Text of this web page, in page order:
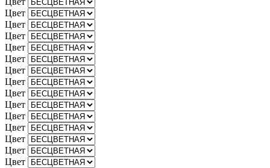
Цвет
Цвет
Цвет
Цвет
Цвет
Цвет
Цвет
Цвет
Цвет
Цвет
Цвет
Цвет
Цвет
Цвет